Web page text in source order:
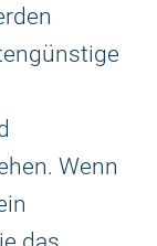
Wenn